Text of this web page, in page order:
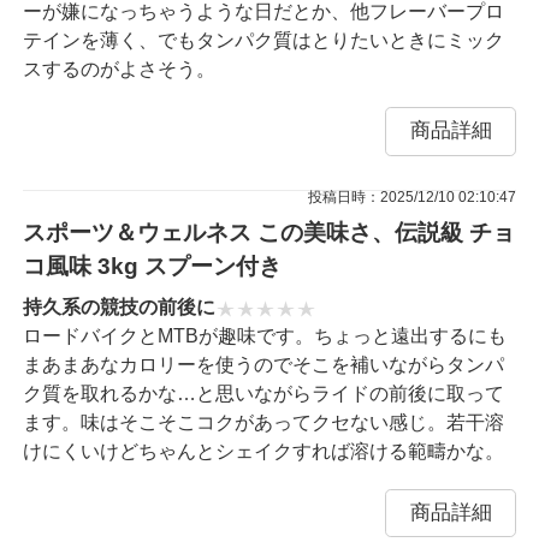
ーが嫌になっちゃうような日だとか、他フレーバープロ
テインを薄く、でもタンパク質はとりたいときにミック
スするのがよさそう。
商品詳細
投稿日時：2025/12/10 02:10:47
スポーツ＆ウェルネス この美味さ、伝説級 チョ
コ風味 3kg スプーン付き
持久系の競技の前後に
ロードバイクとMTBが趣味です。ちょっと遠出するにも
まあまあなカロリーを使うのでそこを補いながらタンパ
ク質を取れるかな…と思いながらライドの前後に取って
ます。味はそこそこコクがあってクセない感じ。若干溶
けにくいけどちゃんとシェイクすれば溶ける範疇かな。
商品詳細